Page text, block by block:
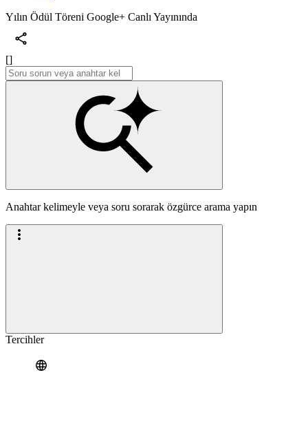
Yılın Ödül Töreni Google+ Canlı Yayınında
[]
Anahtar kelimeyle veya soru sorarak özgürce arama yapın
Tercihler